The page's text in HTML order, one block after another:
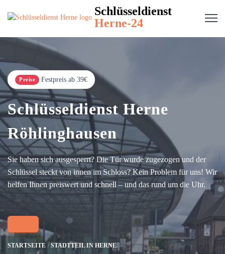
Schlüsseldienst
Herne-24
Preise Festpreis ab 39€
Schlüsseldienst Herne
Röhlinghausen
Sie haben sich ausgesperrt? Die Tür wurde zugezogen und der
Schlüssel steckt von innen im Schloss? Kein Problem für uns! Wir
helfen Ihnen preiswert und schnell – und das rund um die Uhr.
STARTSEITE
STADTTEIL IN HERNE